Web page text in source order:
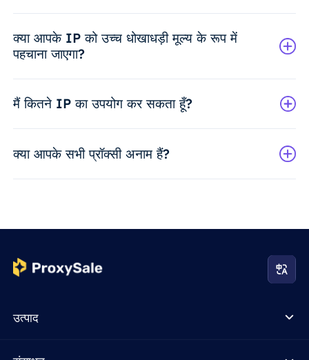
क्या आपके IP को उच्च धोखाधड़ी मूल्य के रूप में
पहचाना जाएगा?
मैं कितने IP का उपयोग कर सकता हूँ?
क्या आपके सभी प्रॉक्सी अनाम हैं?
उत्पाद